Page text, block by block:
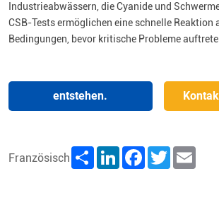
Industrieabwässern, die Cyanide und
CSB-Tests ermöglichen eine schnelle Reaktion
Bedingungen, bevor kritische Probleme
entstehen.
Französisch Share LinkedInFacebookTwitter